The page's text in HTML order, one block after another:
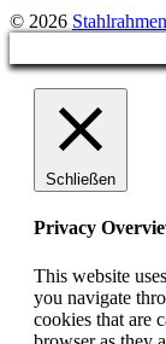
© 2026
Schließen
Privacy
This website
you navigate
cookies that are